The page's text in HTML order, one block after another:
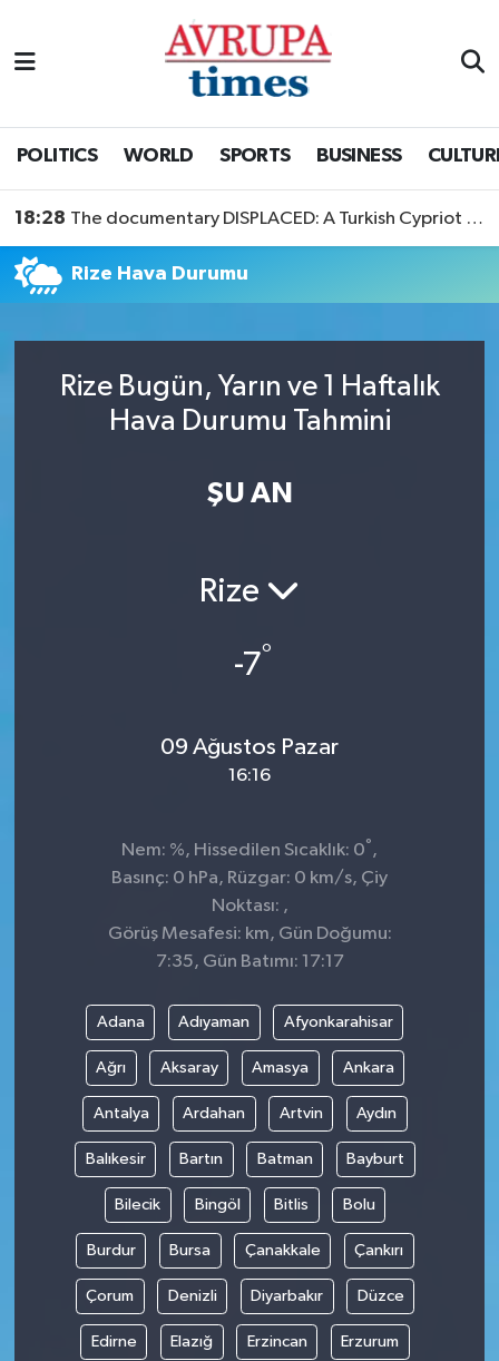
POLITICS WORLD SPORTS BUSINESS
18:28 The documentary DISPLACED: A Turkish Cypriot Story is now available to watch
Rize Hava Durumu
Rize Bugün, Yarın ve 1 Haftalık
Hava Durumu Tahmini
ŞU AN
Rize
-7°
09 Ağustos Pazar
16:16
Nem: %, Hissedilen Sıcaklık: 0° ,
Basınç: 0 hPa, Rüzgar: 0 km/s, Çiy
Noktası: ,
Görüş Mesafesi: km, Gün Doğumu:
7:35, Gün Batımı: 17:17
Adana Adıyaman Afyonkarahisar
Ağrı Aksaray Amasya Ankara
Antalya Ardahan Artvin Aydın
Balıkesir Bartın Batman Bayburt
Bilecik Bingöl Bitlis Bolu
Burdur Bursa Çanakkale Çankırı
Çorum Denizli Diyarbakır Düzce
Edirne Elazığ Erzincan Erzurum
Nöbetçi Eczaneler
Son Dakika Haberleri